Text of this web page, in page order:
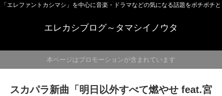
「エレファントカシマシ」を中心に音楽・ドラマなどの気になる話題をボチボチと
エレカシブログ～タマシイノウタ
本ページはプロモーションが含まれています
スカパラ新曲「明日以外すべて燃やせ feat.宮